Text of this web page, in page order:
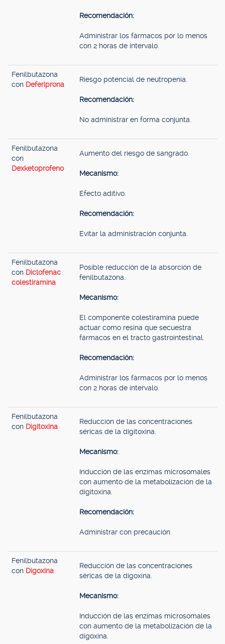
Recomendación:
Administrar los fármacos por lo menos
con 2 horas de intervalo.
Fenilbutazona
con Deferiprona
Riesgo potencial de neutropenia.
Recomendación:
No administrar en forma conjunta.
Fenilbutazona
con
Dexketoprofeno
Aumento del riesgo de sangrado.
Mecanismo:
Efecto aditivo.
Recomendación:
Evitar la administración conjunta.
Fenilbutazona
con Diclofenac
colestiramina
Posible reducción de la absorción de
fenilbutazona.
Mecanismo:
El componente colestiramina puede
actuar como resina que secuestra
fármacos en el tracto gastrointestinal.
Recomendación:
Administrar los fármacos por lo menos
con 2 horas de intervalo.
Fenilbutazona
con Digitoxina
Reducción de las concentraciones
séricas de la digitoxina.
Mecanismo:
Inducción de las enzimas microsomales
con aumento de la metabolización de la
digitoxina.
Recomendación:
Administrar con precaución.
Fenilbutazona
con Digoxina
Reducción de las concentraciones
séricas de la digoxina.
Mecanismo:
Inducción de las enzimas microsomales
con aumento de la metabolización de la
digoxina.